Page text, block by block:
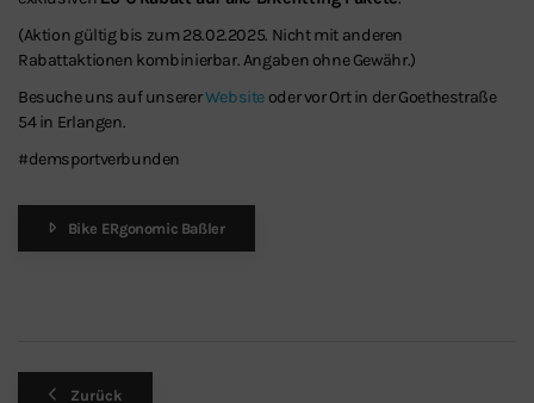
(Aktion gültig bis zum 28.02.2025. Nicht mit anderen
Rabattaktionen kombinierbar. Angaben ohne Gewähr.)
Besuche uns auf unsererWebsite oder vor Ort in der Goethestraße
54 in Erlangen.
#demsportverbunden
Bike ERgonomic Baßler
Zurück